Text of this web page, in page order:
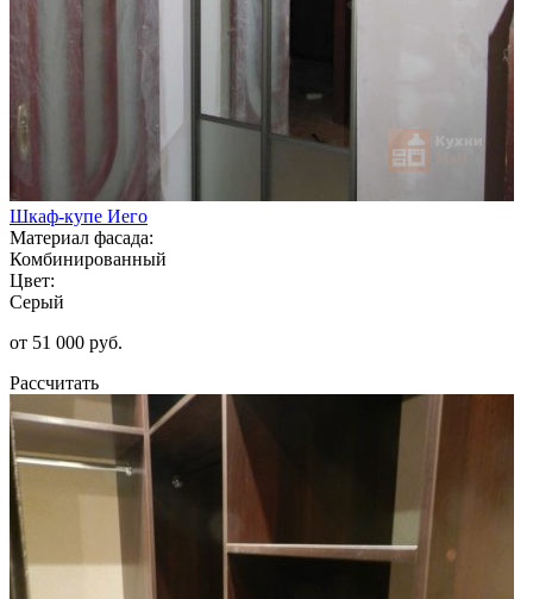
Шкаф-купе Иего
Материал фасада:
Комбинированный
Цвет:
Серый
от 51 000 руб.
Рассчитать